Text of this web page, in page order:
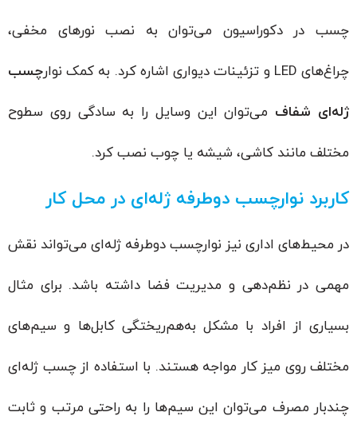
چسب در دکوراسیون می‌توان به نصب نورهای مخفی،
چراغ‌های LED و تزئینات دیواری اشاره کرد. به کمک نوار چسب
ژله‌ای شفافمی‌توان این وسایل را به سادگی روی سطوح
مختلف مانند کاشی، شیشه یا چوب نصب کرد.
کاربرد نوارچسب دوطرفه ژله‌ای در محل کار
در محیط‌های اداری نیز نوارچسب دوطرفه ژله‌ای می‌تواند نقش
مهمی در نظم‌دهی و مدیریت فضا داشته باشد. برای مثال
بسیاری از افراد با مشکل به‌هم‌ریختگی کابل‌ها و سیم‌های
مختلف روی میز کار مواجه هستند. با استفاده از چسب ژله‌ای
چندبار مصرف می‌توان این سیم‌ها را به راحتی مرتب و ثابت